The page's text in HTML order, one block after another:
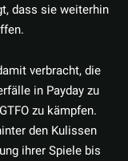
dass sie weiterhin
verbracht, die
in Payday zu
zu kämpfen.
den Kulissen
ihrer Spiele bis